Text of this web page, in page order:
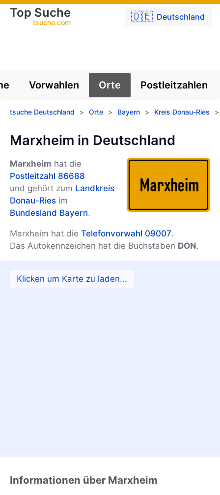
🇩🇪 Deutschland
Top Suche
tsuche.com
Vorwahlen Orte Postleitzahlen
tsuche Deutschland > Orte > Bayern > Kreis Donau-Ries >
Marxheim in Deutschland
Marxheim hat die
Postleitzahl 86688
und gehört zum Landkreis
Donau-Ries im
Bundesland Bayern.
Marxheim hat die Telefonvorwahl 09007.
Das Autokennzeichen hat die Buchstaben DON.
Informationen über Marxheim